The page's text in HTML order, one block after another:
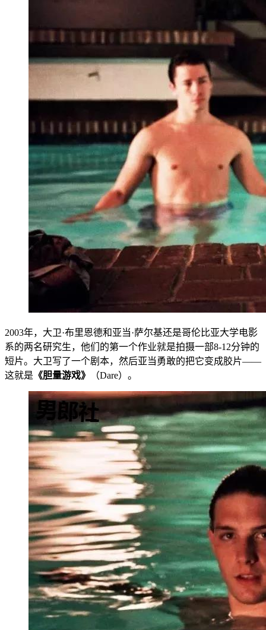
2003年，大卫·布里恩德和亚当·萨尔基还是哥伦比亚大学电影
系的两名研究生，他们的第一个作业就是拍摄一部8-12分钟的
短片。大卫写了一个剧本，然后亚当勇敢的把它变成胶片——
这就是 《胆量游戏》 （Dare）。